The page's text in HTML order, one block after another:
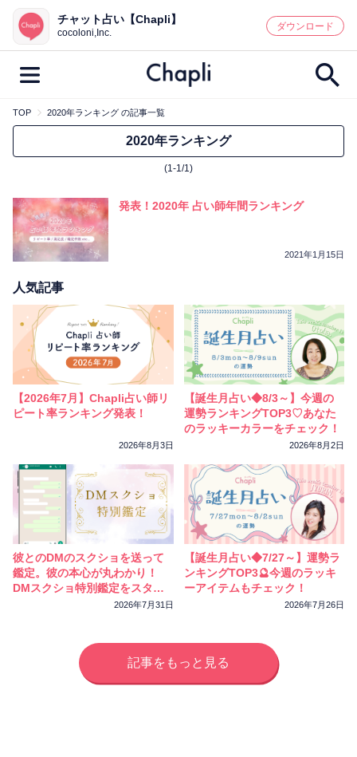
鑑定記事・占い師検索
最新記事一覧
カテゴリー別
鑑定
彼の気持ち
今週の運勢 彼氏 片思い 結婚
相性 復縁
チャット占い【Chapli】
cocoloni,Inc.
ダウンロード
TOP 2020年ランキング の記事一覧
2020年ランキング
(1-1/1)
発表！2020年 占い師年間ランキング
2021年1月15日
人気記事
【2026年7月】Chapli占い師リ
ピート率ランキング発表！
2026年8月3日
【誕生月占い◆8/3～】今週の
運勢ランキングTOP3♡あなた
のラッキーカラーをチェック！
2026年8月2日
彼とのDMのスクショを送って
鑑定。彼の本心が丸わかり！
DMスクショ特別鑑定をスター
2026年7月31日
【誕生月占い◆7/27～】運勢ラ
ンキングTOP3🔮今週のラッキ
ーアイテムもチェック！
2026年7月26日
記事をもっと見る